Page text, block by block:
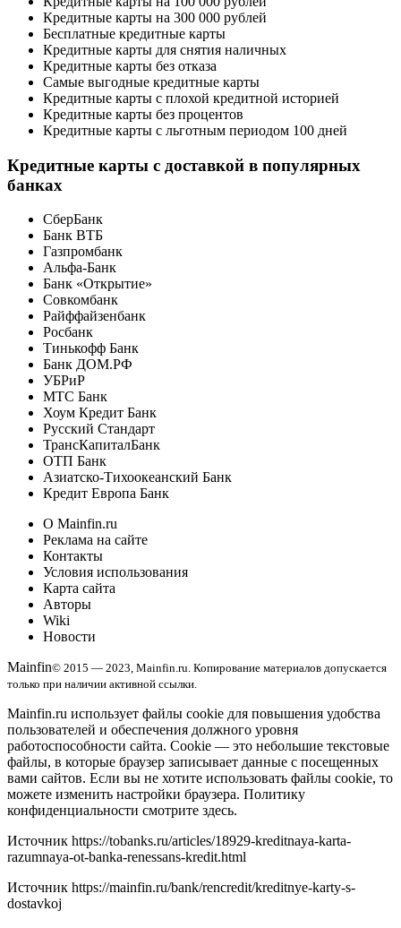
Кредитные карты на 300 000 рублей
Бесплатные кредитные карты
Кредитные карты для снятия наличных
Кредитные карты без отказа
Самые выгодные кредитные карты
Кредитные карты с плохой кредитной историей
Кредитные карты без процентов
Кредитные карты с льготным периодом 100 дней
Кредитные карты с доставкой в популярных
банках
СберБанк
Банк ВТБ
Газпромбанк
Альфа-Банк
Банк «Открытие»
Совкомбанк
Райффайзенбанк
Росбанк
Тинькофф Банк
Банк ДОМ.РФ
УБРиР
МТС Банк
Хоум Кредит Банк
Русский Стандарт
ТрансКапиталБанк
ОТП Банк
Азиатско-Тихоокеанский Банк
Кредит Европа Банк
О Mainfin.ru
Реклама на сайте
Контакты
Условия использования
Карта сайта
Авторы
Wiki
Новости
Mainfin© 2015 — 2023, Mainfin.ru. Копирование материалов допускается
только при наличии активной ссылки.
Mainfin.ru использует файлы cookie для повышения удобства
пользователей и обеспечения должного уровня
работоспособности сайта. Cookie — это небольшие текстовые
файлы, в которые браузер записывает данные с посещенных
вами сайтов. Если вы не хотите использовать файлы cookie, то
можете изменить настройки браузера. Политику
конфиденциальности смотрите здесь.
Источник https://tobanks.ru/articles/18929-kreditnaya-karta-
razumnaya-ot-banka-renessans-kredit.html
Источник https://mainfin.ru/bank/rencredit/kreditnye-karty-s-
dostavkoj